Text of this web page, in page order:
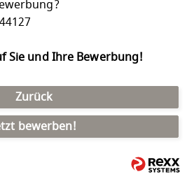
Sie und Ihre Bewerbung!
Zurück
bewerben!